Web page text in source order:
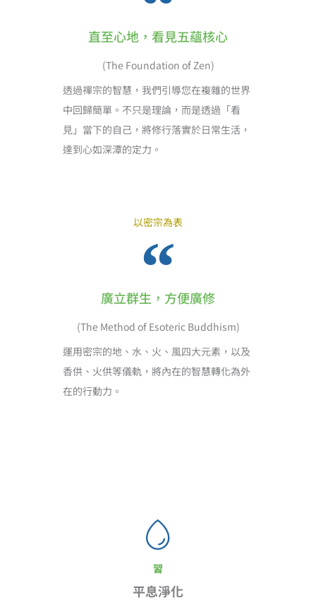
直至心地，看見五蘊核心
(The Foundation of Zen)
透過禪宗的智慧，我們引導您在複雜的世界
中回歸簡單。不只是理論，而是透過「看
見」當下的自己，將修行落實於日常生活，
達到心如深潭的定力。
以密宗為表
廣立群生，方便廣修
(The Method of Esoteric Buddhism)
運用密宗的地、水、火、風四大元素，以及
香供、火供等儀軌，將內在的智慧轉化為外
在的行動力。
習
平息淨化